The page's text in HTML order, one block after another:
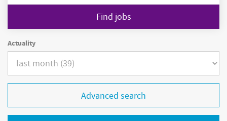
Find jobs
Actuality
Advanced search